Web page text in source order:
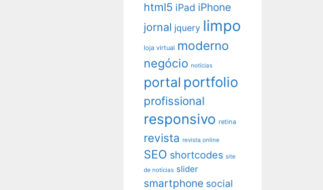
html5 iPad iPhone
jornal jquery limpo
loja virtual moderno
negócio notícias
portal portfolio
profissional
responsivo retina
revista revista online
SEO shortcodes site
de notícias slider
smartphone social